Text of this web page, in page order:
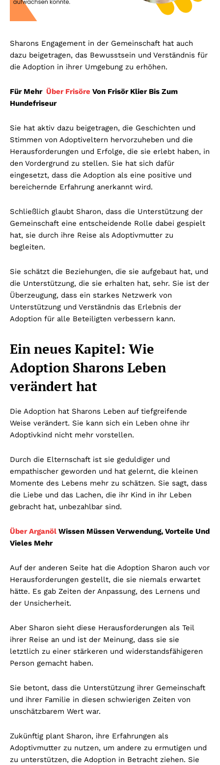
Sharons Engagement in der Gemeinschaft hat auch
dazu beigetragen, das Bewusstsein und Verständnis für
die Adoption in ihrer Umgebung zu erhöhen.
Für Mehr Über Frisöre Von Frisör Klier Bis Zum
Hundefriseur
Sie hat aktiv dazu beigetragen, die Geschichten und
Stimmen von Adoptiveltern hervorzuheben und die
Herausforderungen und Erfolge, die sie erlebt haben, in
den Vordergrund zu stellen. Sie hat sich dafür
eingesetzt, dass die Adoption als eine positive und
bereichernde Erfahrung anerkannt wird.
Schließlich glaubt Sharon, dass die Unterstützung der
Gemeinschaft eine entscheidende Rolle dabei gespielt
hat, sie durch ihre Reise als Adoptivmutter zu
begleiten.
Sie schätzt die Beziehungen, die sie aufgebaut hat, und
die Unterstützung, die sie erhalten hat, sehr. Sie ist der
Überzeugung, dass ein starkes Netzwerk von
Unterstützung und Verständnis das Erlebnis der
Adoption für alle Beteiligten verbessern kann.
Ein neues Kapitel: Wie
Adoption Sharons Leben
verändert hat
Die Adoption hat Sharons Leben auf tiefgreifende
Weise verändert. Sie kann sich ein Leben ohne ihr
Adoptivkind nicht mehr vorstellen.
Durch die Elternschaft ist sie geduldiger und
empathischer geworden und hat gelernt, die kleinen
Momente des Lebens mehr zu schätzen. Sie sagt, dass
die Liebe und das Lachen, die ihr Kind in ihr Leben
gebracht hat, unbezahlbar sind.
Über Arganöl Wissen Müssen Verwendung, Vorteile Und
Vieles Mehr
Auf der anderen Seite hat die Adoption Sharon auch vor
Herausforderungen gestellt, die sie niemals erwartet
hätte. Es gab Zeiten der Anpassung, des Lernens und
der Unsicherheit.
Aber Sharon sieht diese Herausforderungen als Teil
ihrer Reise an und ist der Meinung, dass sie sie
letztlich zu einer stärkeren und widerstandsfähigeren
Person gemacht haben.
Sie betont, dass die Unterstützung ihrer Gemeinschaft
und ihrer Familie in diesen schwierigen Zeiten von
unschätzbarem Wert war.
Zukünftig plant Sharon, ihre Erfahrungen als
Adoptivmutter zu nutzen, um andere zu ermutigen und
zu unterstützen, die Adoption in Betracht ziehen. Sie